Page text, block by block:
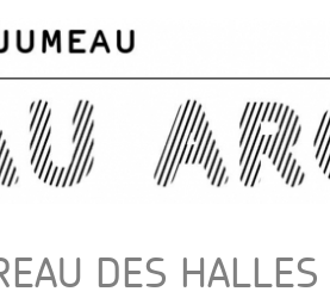
DES